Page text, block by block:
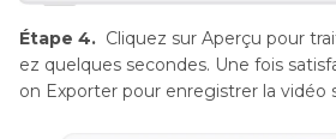
Étape 4. Cliquez sur Aperçu pour
ez quelques secondes. Une fois
on Exporter pour enregistrer la vidéo